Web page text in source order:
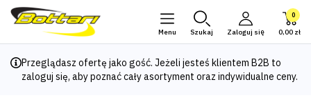
Menu Szukaj Zaloguj się
0
0,00 zł
Przeglądasz ofertę jako gość. Jeżeli jesteś klientem B2B to
zaloguj się, aby poznać cały asortyment oraz indywidualne ceny.